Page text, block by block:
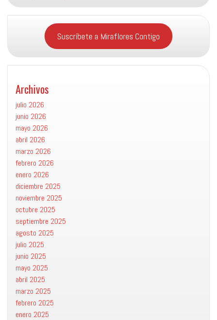
Suscríbete a Miraflores Contigo
Archivos
julio 2026
junio 2026
mayo 2026
abril 2026
marzo 2026
febrero 2026
enero 2026
diciembre 2025
noviembre 2025
octubre 2025
septiembre 2025
agosto 2025
julio 2025
junio 2025
mayo 2025
abril 2025
marzo 2025
febrero 2025
enero 2025